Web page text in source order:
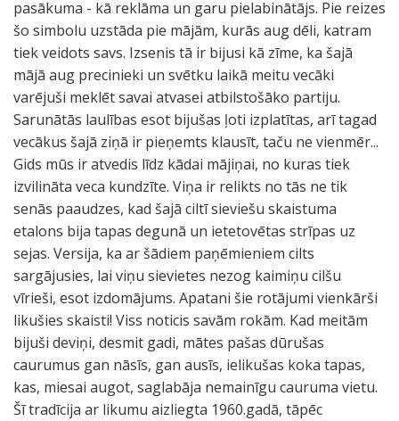
pasākuma - kā reklāma un garu pielabinātājs. Pie reizes
šo simbolu uzstāda pie mājām, kurās aug dēli, katram
tiek veidots savs. Izsenis tā ir bijusi kā zīme, ka šajā
mājā aug precinieki un svētku laikā meitu vecāki
varējuši meklēt savai atvasei atbilstošāko partiju.
Sarunātās laulības esot bijušas ļoti izplatītas, arī tagad
vecākus šajā ziņā ir pieņemts klausīt, taču ne vienmēr...
Gids mūs ir atvedis līdz kādai mājiņai, no kuras tiek
izvilināta veca kundzīte. Viņa ir relikts no tās ne tik
senās paaudzes, kad šajā ciltī sieviešu skaistuma
etalons bija tapas degunā un ietetovētas strīpas uz
sejas. Versija, ka ar šādiem paņēmieniem cilts
sargājusies, lai viņu sievietes nezog kaimiņu cilšu
vīrieši, esot izdomājums. Apatani šie rotājumi vienkārši
likušies skaisti! Viss noticis savām rokām. Kad meitām
bijuši deviņi, desmit gadi, mātes pašas dūrušas
caurumus gan nāsīs, gan ausīs, ielikušas koka tapas,
kas, miesai augot, saglabāja nemainīgu cauruma vietu.
Šī tradīcija ar likumu aizliegta 1960.gadā, tāpēc